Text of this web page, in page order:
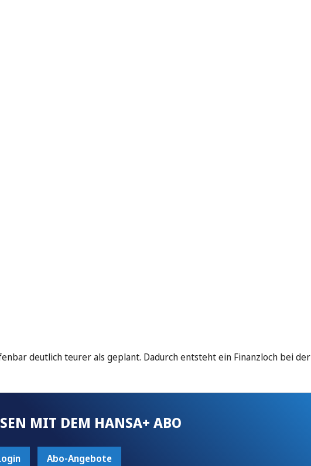
deutlich teurer als geplant. Dadurch entsteht ein Finanzloch bei der
MIT DEM HANSA+ ABO
Abo-Angebote